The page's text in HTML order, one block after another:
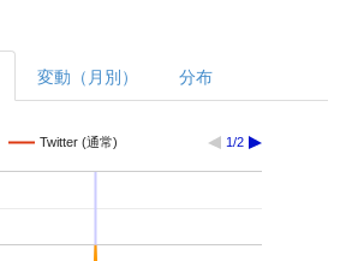
変動（月別） 分布
Twitter (通常) 1/2